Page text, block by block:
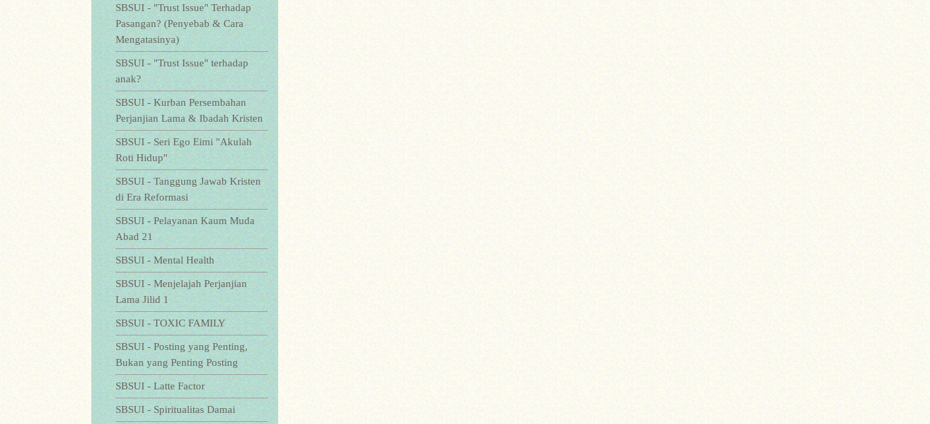
SBSUI - "Trust Issue" Terhadap
Pasangan? (Penyebab & Cara
Mengatasinya)
SBSUI - "Trust Issue" terhadap
anak?
SBSUI - Kurban Persembahan
Perjanjian Lama & Ibadah Kristen
SBSUI - Seri Ego Eimi "Akulah
Roti Hidup"
SBSUI - Tanggung Jawab Kristen
di Era Reformasi
SBSUI - Pelayanan Kaum Muda
Abad 21
SBSUI - Mental Health
SBSUI - Menjelajah Perjanjian
Lama Jilid 1
SBSUI - TOXIC FAMILY
SBSUI - Posting yang Penting,
Bukan yang Penting Posting
SBSUI - Latte Factor
SBSUI - Spiritualitas Damai